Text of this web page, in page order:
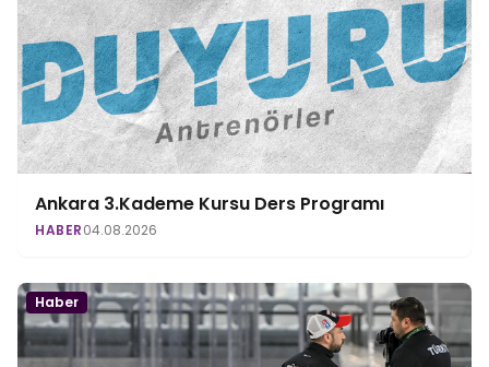
Ankara 3.Kademe Kursu Ders Programı
HABER04.08.2026
Haber